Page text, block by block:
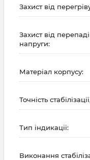
Захист від
Захист від
напруги:
Матеріал корпусу:
Точність
Тип індикації:
Виконання